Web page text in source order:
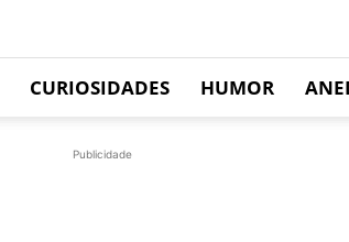
CURIOSIDADES HUMOR
Publicidade